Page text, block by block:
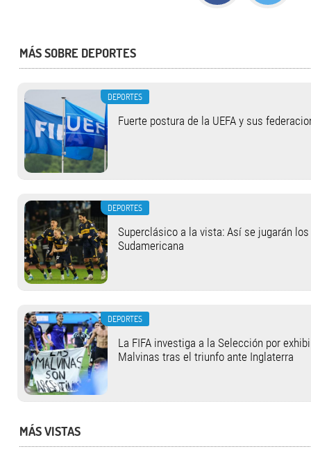
MÁS SOBRE DEPORTES
DEPORTES
Fuerte postura de la UEFA y sus
DEPORTES
Superclásico a la vista: Así se jugarán
Sudamericana
DEPORTES
La FIFA investiga a la Selección por
Malvinas tras el triunfo ante Inglaterra
MÁS VISTAS